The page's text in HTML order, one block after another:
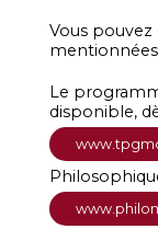
Vous pouvez
Le
disponible,